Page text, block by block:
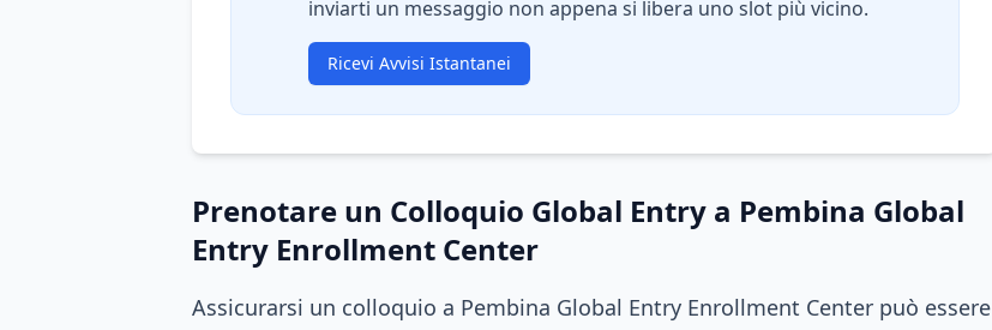
inviarti un messaggio non appena si libera uno slot più vicino.
Ricevi Avvisi Istantanei
Prenotare un Colloquio Global Entry a Pembina Global
Entry Enrollment Center
Assicurarsi un colloquio a Pembina Global Entry Enrollment Center può essere